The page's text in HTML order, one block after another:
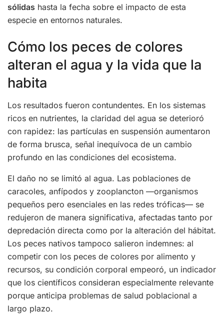
sólidas hasta la fecha sobre el impacto de esta
especie en entornos naturales.
Cómo los peces de colores
alteran el agua y la vida que la
habita
Los resultados fueron contundentes. En los sistemas
ricos en nutrientes, la claridad del agua se deterioró
con rapidez: las partículas en suspensión aumentaron
de forma brusca, señal inequívoca de un cambio
profundo en las condiciones del ecosistema.
El daño no se limitó al agua. Las poblaciones de
caracoles, anfípodos y zooplancton —organismos
pequeños pero esenciales en las redes tróficas— se
redujeron de manera significativa, afectadas tanto por
depredación directa como por la alteración del hábitat.
Los peces nativos tampoco salieron indemnes: al
competir con los peces de colores por alimento y
recursos, su condición corporal empeoró, un indicador
que los científicos consideran especialmente relevante
porque anticipa problemas de salud poblacional a
largo plazo.